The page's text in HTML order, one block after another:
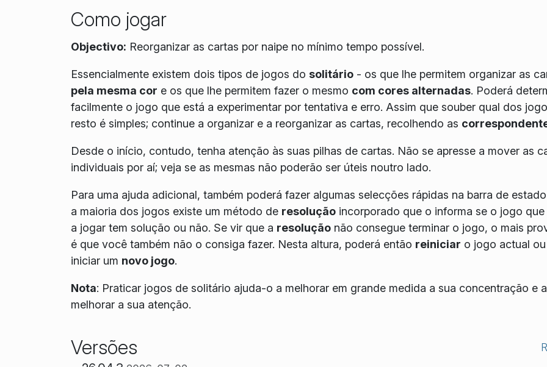
Como jogar
Objectivo: Reorganizar as cartas por naipe no mínimo tempo possível.
Essencialmente existem dois tipos de jogos do solitário- os que lhe permitem organizar as
pela mesma cor e os que lhe permitem fazer o mesmo com cores alternadas. Poderá
facilmente o jogo que está a experimentar por tentativa e erro. Assim que souber qual dos
resto é simples; continue a organizar e a reorganizar as cartas, recolhendo as
Desde o início, contudo, tenha atenção às suas pilhas de cartas. Não se apresse a mover as
individuais por aí; veja se as mesmas não poderão ser úteis noutro lado.
Para uma ajuda adicional, também poderá fazer algumas selecções rápidas na barra de
a maioria dos jogos existe um método de resoluçãoincorporado que o informa se o jogo que
a jogar tem solução ou não. Se vir que a resoluçãonão consegue terminar o jogo, o mais
é que você também não o consiga fazer. Nesta altura, poderá então reiniciar o jogo actual ou
iniciar um novo jogo.
Nota: Praticar jogos de solitário ajuda-o a melhorar em grande medida a sua concentração e a
melhorar a sua atenção.
Versões